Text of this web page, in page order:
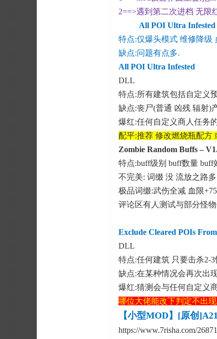
2==>遇到第二次进档 无
All POI Ultra Infested
特点:仅爆头模式 维修降级
缺点:问题有点多.
All POI Ultra Infested
DLL
特点:所有建筑包括自定义
缺点:丧尸(普通 凶残 辐射)
爆红:任何自定义商人任务
配平:推荐 修改燃烧瓶配方
Zombie Random Buffs –
特点:buff级别 buff数量 buff
不完美: 词缀 没 流放之路
极品词缀:武伤全减 血限
评论区有人测试与部分怪
Exclude Cleared POIs
DLL
特点:任何建筑 只要击杀2-
缺点:在某种情况会再次出
爆红:猜测会与任何自定义
哪位大佬能改下判定不出
【小型MOD】[原创
https://www.7risha.com/